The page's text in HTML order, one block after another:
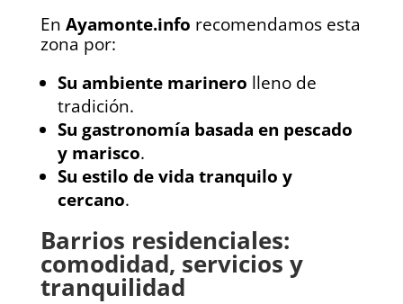
En Ayamonte.info recomendamos esta
zona por:
Su ambiente marinero lleno de
tradición.
Su gastronomía basada en pescado
y marisco.
Su estilo de vida tranquilo y
cercano.
Barrios residenciales:
comodidad, servicios y
tranquilidad